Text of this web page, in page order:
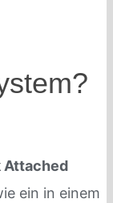
Attached
ein in einem